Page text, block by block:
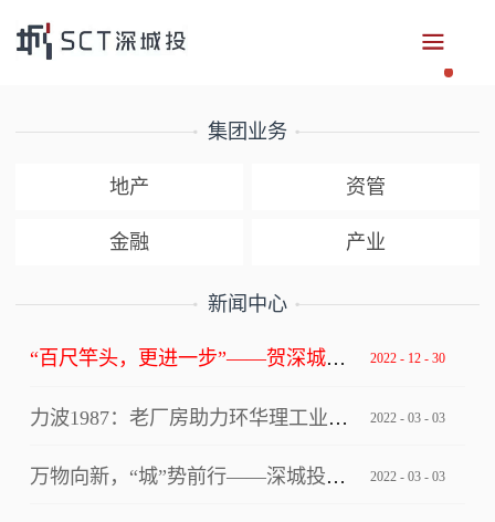
集团业务
地产 资管
金融 产业
新闻中心
“百尺竿头，更进一步”——贺深城投集团获评深圳市总部企业 2022 - 12 - 30
力波1987：老厂房助力环华理工业设计创新中心写入上海市级文件！ 2022 - 03 - 03
万物向新，“城”势前行——深城投集团“逐梦四十年”2022年年会 2022 - 03 - 03